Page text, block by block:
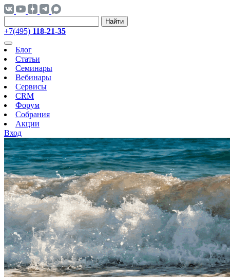
Найти
+7(495) 118-21-35
Блог
Статьи
Семинары
Вебинары
Сервисы
CRM
Форум
Собрания
Акции
Вход